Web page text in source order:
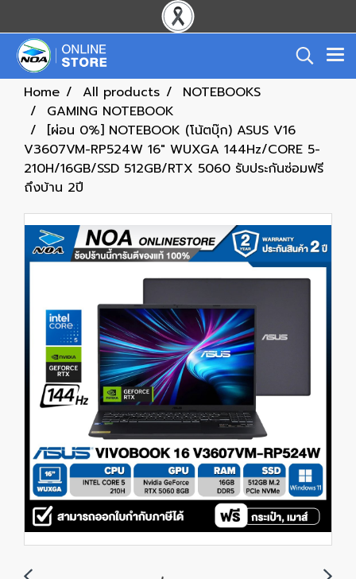
Home All products
NOTEBOOKS
GAMING NOTEBOOK
[ผ่อน 0%] NOTEBOOK (โน้ตบุ๊ก) ASUS V16
V3607VM-RP524W 16" WUXGA 144Hz/CORE 5-
210H/16GB/SSD 512GB/RTX 5060 รับประกันซ่อมฟรี
ถึงบ้าน 2ปี